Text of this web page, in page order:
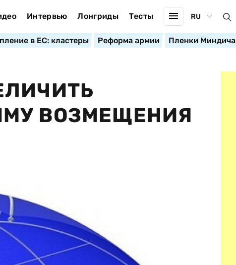
Интервью Лонгриды Тесты RU
в ЕС: кластеры Реформа армии Пленки Миндича
ВОЗМЕЩЕНИЯ